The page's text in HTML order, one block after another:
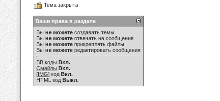
Тема закрыта
Ваши права в разделе
Вы не можете создавать темы
Вы не можете отвечать на сообщения
Вы не можете прикреплять файлы
Вы не можете редактировать сообщения
BB коды Вкл.
Смайлы Вкл.
[IMG] код Вкл.
HTML код Выкл.